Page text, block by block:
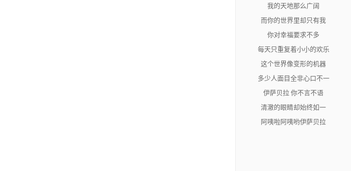
我的天地那么广阔
而你的世界里却只有我
你对幸福要求不多
每天只重复着小小的欢乐
这个世界像变形的机器
多少人面目全非心口不一
伊萨贝拉 你不言不语
清澈的眼睛却始终如一
阿咦啦阿咦哟伊萨贝拉